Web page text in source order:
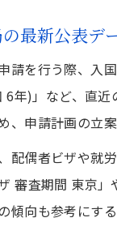
最新公表デ
請を行う際、入
6年)」など、直
、申請計画の立
配偶者ビザや就
審査期間 東京
傾向も参考にす